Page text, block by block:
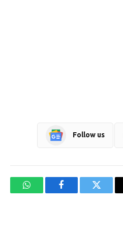
Follow us
WhatsAppFacebookTwitter